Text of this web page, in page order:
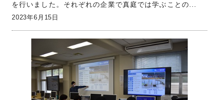
を行いました。それぞれの企業で真庭では学ぶことの...
2023年6月15日